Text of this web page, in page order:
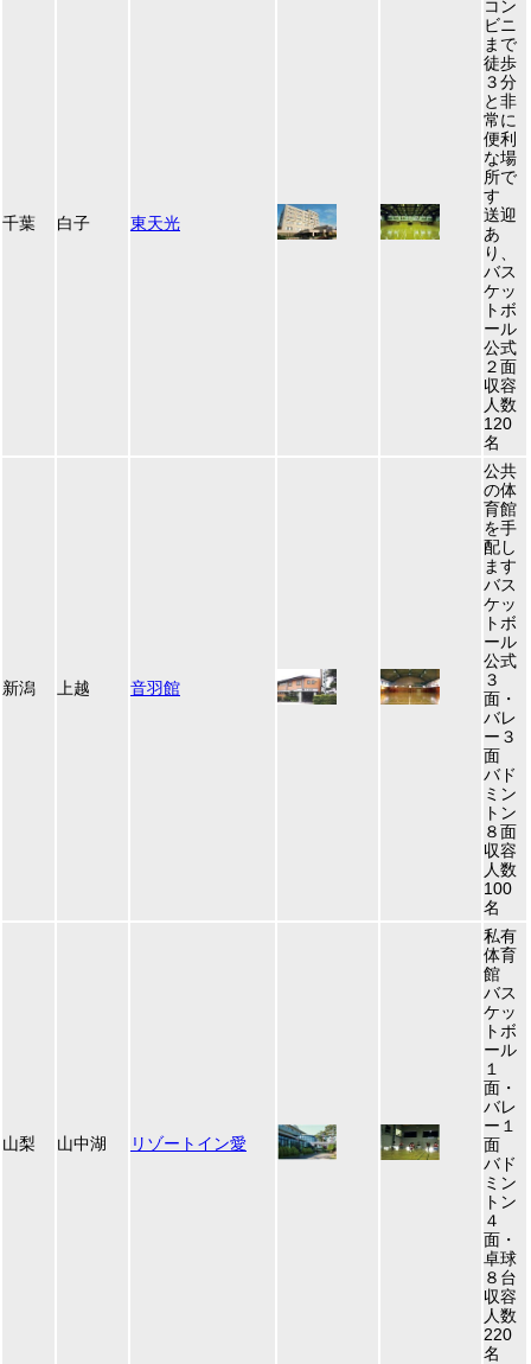
千葉 白子 東天光
コン
ビニ
まで
徒歩
３分
と非
常に
便利
な場
所で
す
送迎
あ
り、
バス
ケッ
トボ
ール
公式
２面
収容
人数
120
名
新潟 上越 音羽館
公共
の体
育館
を手
配し
ます
バス
ケッ
トボ
ール
公式
３
面・
バレ
ー３
面
バド
ミン
トン
８面
収容
人数
100
名
山梨 山中湖 リゾートイン愛
私有
体育
館
バス
ケッ
トボ
ール
１
面・
バレ
ー１
面
バド
ミン
トン
４
面・
卓球
８台
収容
人数
220
名